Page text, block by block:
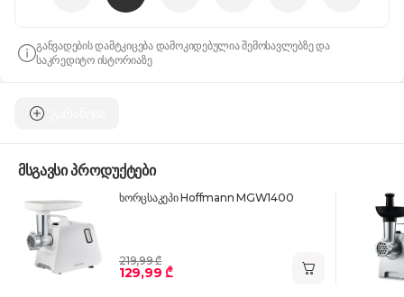
განვადების დამტკიცება დამოკიდებულია შემოსავლებზე და
საკრედიტო ისტორიაზე
მსგავსი პროდუქტები
ხორცსაკეპი Hoffmann MGW1400
219,99 ₾
129,99 ₾